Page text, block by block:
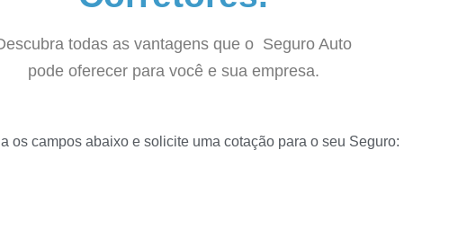
todas as vantagens que o Seguro Auto
pode oferecer para você e sua empresa.
os campos abaixo e solicite uma cotação para o seu Seguro: